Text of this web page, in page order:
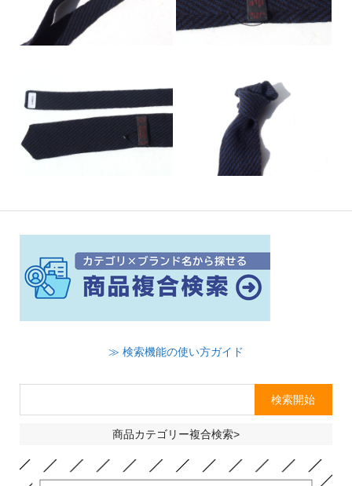
≫ 検索機能の使い方ガイド
商品カテゴリー複合検索>